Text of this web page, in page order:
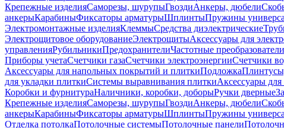
Крепежные изделияСаморезы, шурупыГвоздиАнкеры, дюбели
анкерыКарабиныФиксаторы арматурыШплинтыПружины
Электромонтажные изделияКлеммыСредства диэлектрические
Электрощитовое оборудованиеЭлектрощитыАксессуары для
управленияРубильникиПредохранителиЧастотные преобразователи
Приборы учетаСчетчики газаСчетчики электроэнергииСчетчики
Аксессуары для напольных покрытий и плиткиПодложка
для укладки плиткиСистемы выравнивания плиткиАксессуары
Коробки и фурнитураНаличники, коробки, доборыРучки дверные
Крепежные изделияСаморезы, шурупыГвоздиАнкеры, дюбели
анкерыКарабиныФиксаторы арматурыШплинтыПружины
Отделка потолкаПотолочные системыПотолочные панели